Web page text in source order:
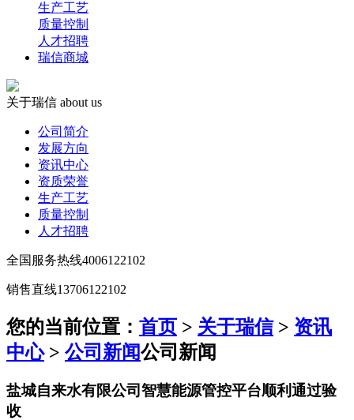
生产工艺
质量控制
人才招聘
瑞信商城
关于瑞信 about us
公司简介
发展方向
资讯中心
资质荣誉
生产工艺
质量控制
人才招聘
全国服务热线4006122102
销售直线13706122102
您的当前位置： 首页 > 关于瑞信> 资讯
中心> 公司新闻公司新闻
盐城自来水有限公司智慧能源管控平台顺利通过验
收